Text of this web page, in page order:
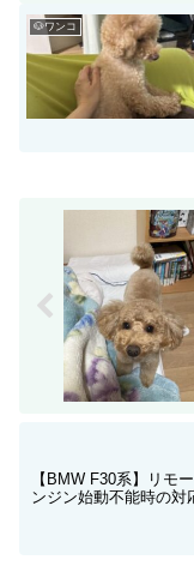
🐶ワンコ
【BMW F30系】リモ
ンジン始動不能時の対